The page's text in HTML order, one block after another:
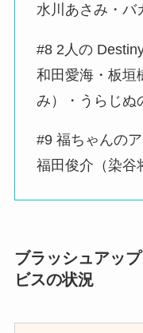
水川あさみ・バ
#8 2人の
和田愛海・板垣
み）・うらじぬ
#9 福ちゃんの
福田俊介（染谷
ブラッシュアッ
ビスの状況